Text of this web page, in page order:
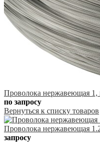
Проволока нержавеющая
по запросу
Вернуться к списку товаров
Проволока нержавеющая
запросу